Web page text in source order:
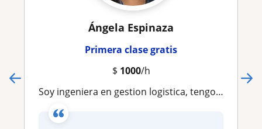
Ángela Espinaza
Primera clase gratis
$ 1000/h
Soy ingeniera en gestion logistica, tengo mucha paciencia para enseñar